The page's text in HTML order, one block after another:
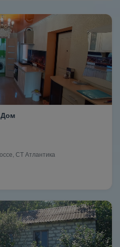
Дом
СТ Атлантика